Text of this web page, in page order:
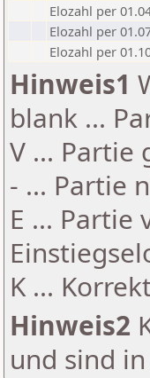
Elozahl per
Elozahl per
Elozahl per
Hinweis1
blank ...
V ... Partie
- ... Partie
E ...
K ...
Hinweis2
und sind